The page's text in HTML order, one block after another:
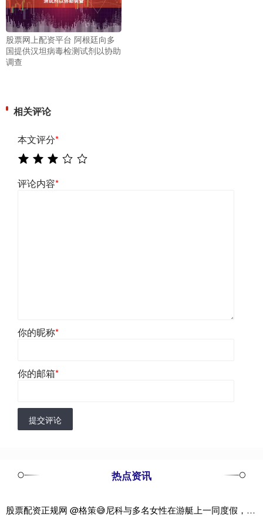
股票网上配资平台 阿根廷向多
国提供汉坦病毒检测试剂以协助
调查
相关评论
本文评分*
评论内容*
你的昵称*
你的邮箱*
提交评论
热点资讯
股票配资正规网 @格策😅尼科与多名女性在游艇上一同度假，但他的女友不在其中